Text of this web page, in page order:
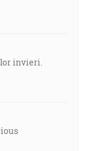
invieri.